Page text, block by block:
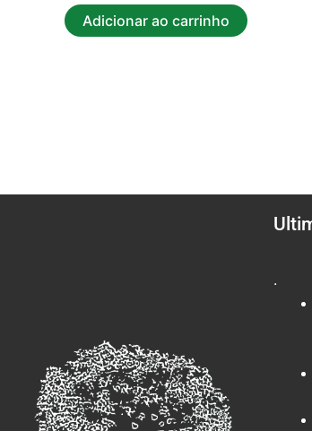
Adicionar ao carrinho
.